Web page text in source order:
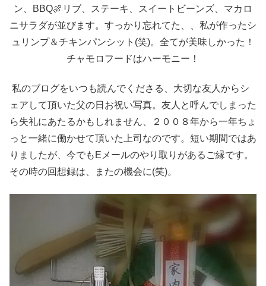
ン、BBQ🍖リブ、ステーキ、スイートビーンズ、マカロ
ニサラダが並びます。すっかり忘れてた、、私が作ったシ
ュリンプ＆チキンパンシット(笑)。全てが美味しかった！
チャモロフードはハーモニー！
私のブログをいつも読んでくださる、大切な友人からシ
ェアして頂いた父の日お祝い写真。友人と呼んでしまった
ら失礼にあたるかもしれません、２００８年から一年ちょ
っと一緒に働かせて頂いた上司なのです。短い期間ではあ
りましたが、今でもEメールのやり取りがあるご縁です。
その時の回想録は、またの機会に(笑)。